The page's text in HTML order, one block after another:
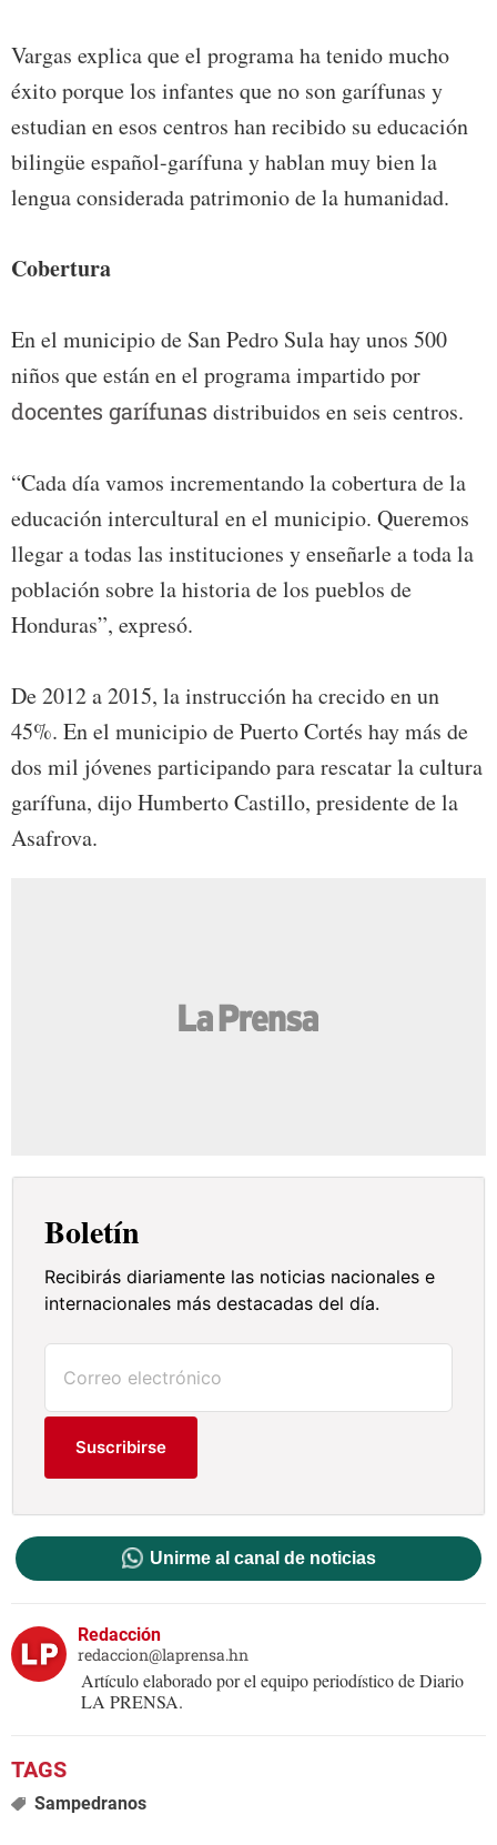
Vargas explica que el programa ha tenido mucho
éxito porque los infantes que no son garífunas y
estudian en esos centros han recibido su educación
bilingüe español-garífuna y hablan muy bien la
lengua considerada patrimonio de la humanidad.
Cobertura
En el municipio de San Pedro Sula hay unos 500
niños que están en el programa impartido por
docentes garífunas distribuidos en seis centros.
“Cada día vamos incrementando la cobertura de la
educación intercultural en el municipio. Queremos
llegar a todas las instituciones y enseñarle a toda la
población sobre la historia de los pueblos de
Honduras”, expresó.
De 2012 a 2015, la instrucción ha crecido en un
45%. En el municipio de Puerto Cortés hay más de
dos mil jóvenes participando para rescatar la cultura
garífuna, dijo Humberto Castillo, presidente de la
Asafrova.
Boletín
Recibirás diariamente las noticias nacionales e
internacionales más destacadas del día.
Suscribirse
Unirme al canal de noticias
Redacción
redaccion@laprensa.hn
Artículo elaborado por el equipo periodístico de Diario
LA PRENSA.
Sampedranos